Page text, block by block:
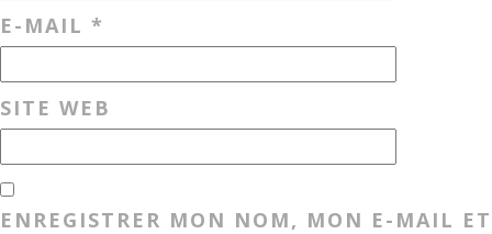
E-MAIL *
SITE WEB
ENREGISTRER MON NOM, MON E-MAIL ET